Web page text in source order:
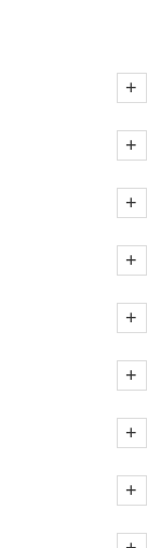
+
+
+
+
+
+
+
+